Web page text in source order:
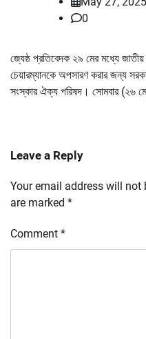
0
জ্যেষ্ঠ প্রতিবেদক ২৯ মের মধ্যে
চেয়ারম্যানকে অপসারণ করার জন্য
সংস্কার ঐক্য পরিষদ। সোমবার (২৬
Leave a Reply
Your email address will not
are marked *
Comment *